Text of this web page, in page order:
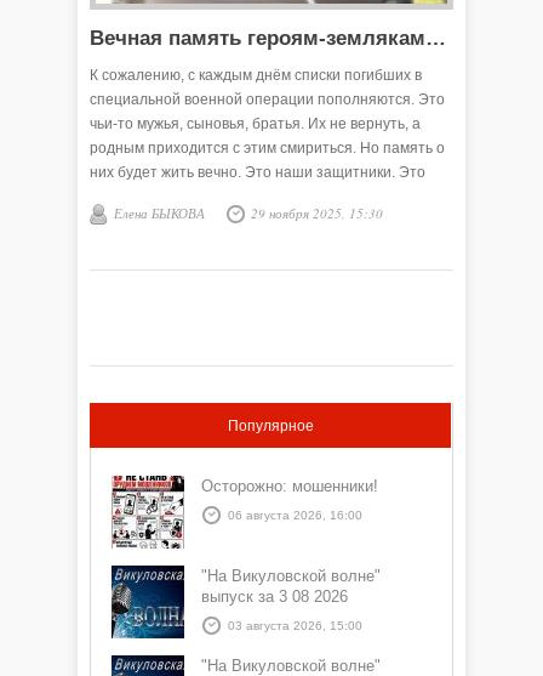
Вечная память героям-землякам…
К сожалению, с каждым днём списки погибших в
специальной военной операции пополняются. Это
чьи-то мужья, сыновья, братья. Их не вернуть, а
родным приходится с этим смириться. Но память о
них будет жить вечно. Это наши защитники. Это
Кирпичников.
Елена БЫКОВА 29 ноября 2025, 15:30
Популярное
Осторожно: мошенники!
06 августа 2026, 16:00
"На Викуловской волне"
выпуск за 3 08 2026
03 августа 2026, 15:00
"На Викуловской волне"